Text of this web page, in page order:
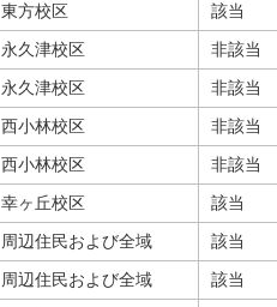
東方校区 該当
永久津校区 非該当
永久津校区 非該当
西小林校区 非該当
西小林校区 非該当
幸ヶ丘校区 該当
周辺住民および全域 該当
周辺住民および全域 該当